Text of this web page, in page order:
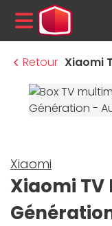
MENU
Retour Xiaomi
Xiaomi
Xiaomi TV